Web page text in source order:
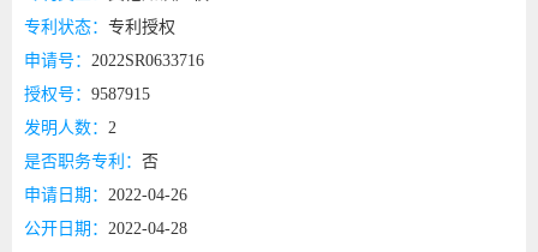
专利状态： 专利授权
申请号： 2022SR0633716
授权号： 9587915
发明人数： 2
是否职务专利： 否
申请日期： 2022-04-26
公开日期： 2022-04-28